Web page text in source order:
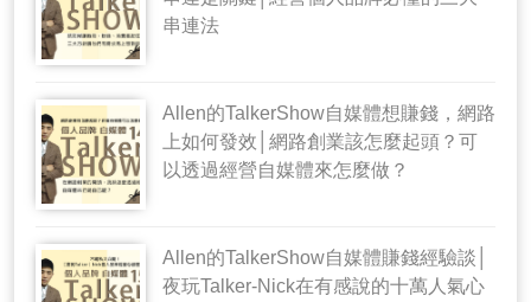
串連法
Allen的TalkerShow自媒體想賺錢，網路
上如何發效│網路創業該怎麼起頭？可
以透過經營自媒體來怎麼做？
Allen的TalkerShow自媒體賺錢經驗談│
夜玩Talker-Nick在有感說的十萬人氣心